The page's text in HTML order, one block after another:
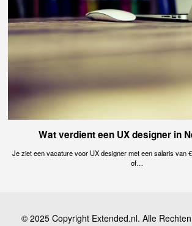
Wat verdient een UX designer in
Je ziet een vacature voor UX designer met een salaris van
of…
© 2025 Copyright Extended.nl. Alle